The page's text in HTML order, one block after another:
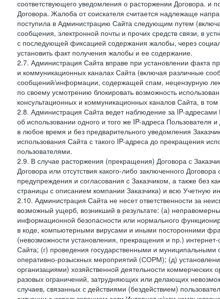
соответствующего уведомления о расторжении Договора. и
Договора. Жалоба от соискателя считается надлежаще
поступила в Администрацию Сайта следующим путем
сообщения, электронной почты и прочих средств связи, в
с последующей фиксацией содержания жалобы, через
установить факт получения жалобы и ее содержание.
2.7. Администрация Сайта вправе при установлении факта
и коммуникационных каналах Сайта (включая различные
сообщений/информации, содержащей спам, нецензурную
по своему усмотрению блокировать возможность
консультационных и коммуникационных каналов Сайта, в
2.8. Администрация Сайта ведет наблюдение за IP-
об использовании одного и того же IP-адреса Пользователя
в любое время и без предварительного уведомления
использования Сайта с такого IP-адреса до прекращения
пользователями.
2.9. В случае расторжения (прекращения) Договора с
Договора или отсутствия какого-либо заключенного
предупреждения и согласования с Заказчиком, а также без
страницы с описанием компании Заказчика) и всю Учетную
2.10. Администрация Сайта не несет ответственности за
возможный ущерб, возникший в результате: (а)
информационной безопасности или нормального
в коде, компьютерными вирусами и иными посторонними
(невозможности установления, прекращения и пр.)
Сайта; (г) проведения государственными и
оперативно-розыскных мероприятий (СОРМ); (д)
организациями) хозяйственной деятельности коммерческих
разовых ограничений, затрудняющих или делающих
случаев, связанных с действиями (бездействием)